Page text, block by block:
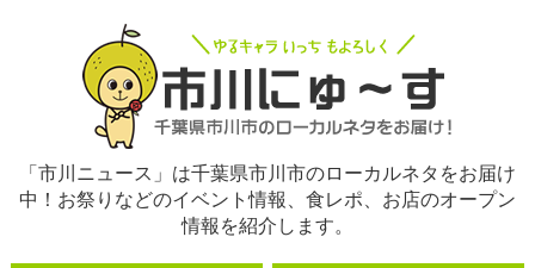
「市川ニュース」は千葉県市川市のローカルネタをお届け
中！お祭りなどのイベント情報、食レポ、お店のオープン
情報を紹介します。